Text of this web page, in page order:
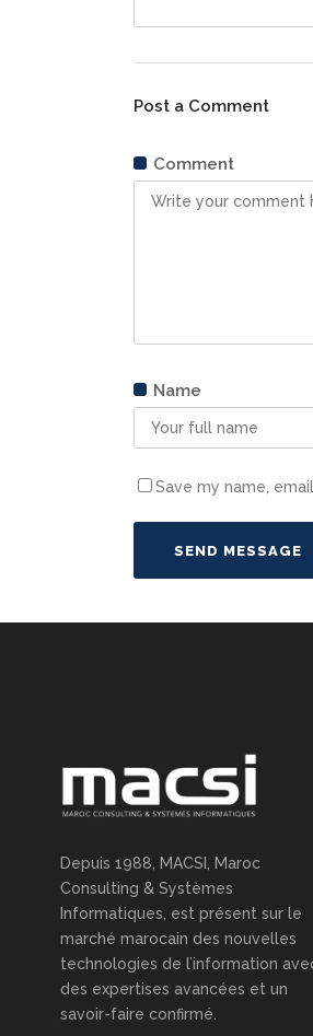
Post a Comment
Comment
Name
Save my name,
Depuis 1988, MACSI, Maroc
Consulting & Systèmes
Informatiques, est présent sur le
marché marocain des nouvelles
technologies de l’information
des expertises avancées et un
savoir-faire confirmé.